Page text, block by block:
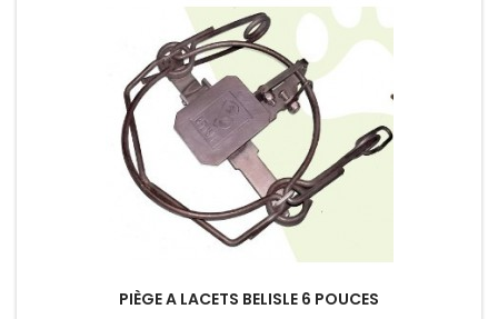
PIÈGE A LACETS BELISLE 6 POUCES